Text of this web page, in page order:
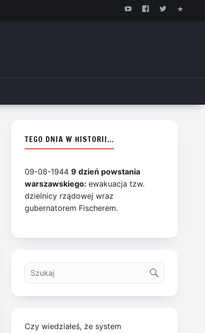
TEGO DNIA W HISTORII…
09-08-19449 dzień powstania
warszawskiego:ewakuacja tzw.
dzielnicy rządowej wraz
gubernatorem Fischerem.
Czy wiedziałeś, że system